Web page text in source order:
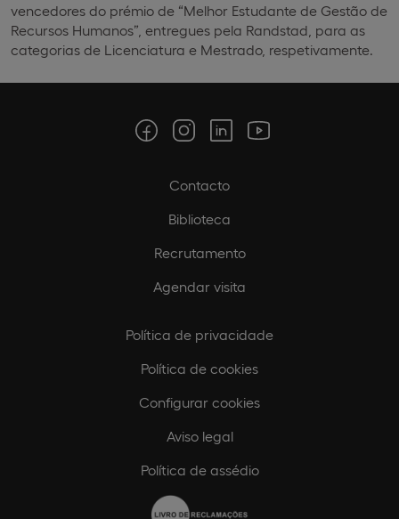
vencedores do prémio de “Melhor Estudante de Gestão de
Recursos Humanos”, entregues pela Randstad, para as
categorias de Licenciatura e Mestrado, respetivamente.
Contacto
Biblioteca
Recrutamento
Agendar visita
Política de privacidade
Política de cookies
Configurar cookies
Aviso legal
Política de assédio